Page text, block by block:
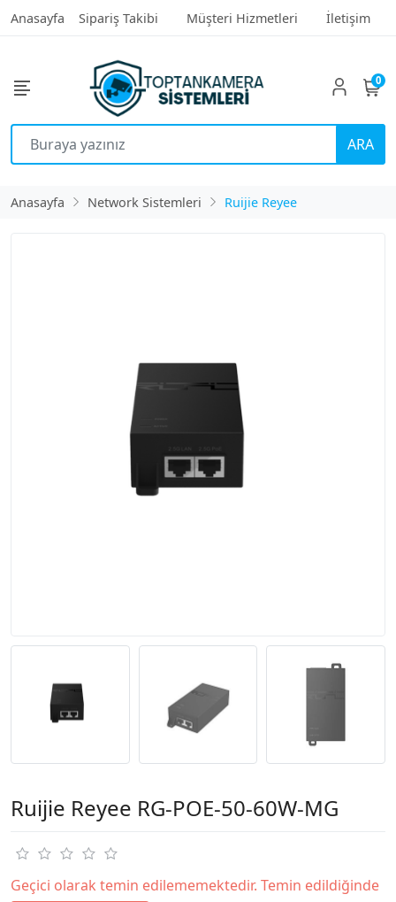
Anasayfa Sipariş Takibi Müşteri Hizmetleri İletişim
ARA
0
Anasayfa Network Sistemleri Ruijie Reyee
Ruijie Reyee RG-POE-50-60W-MG
Geçici olarak temin edilememektedir. Temin edildiğinde